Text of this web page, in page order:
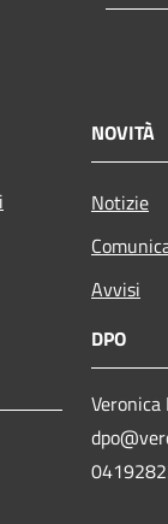
NOVITÀ
Notizie
Avvisi
DPO
Veronica